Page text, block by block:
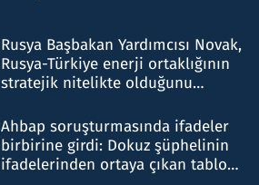
Rusya Başbakan Yardımcısı Novak,
Rusya-Türkiye enerji ortaklığının
stratejik nitelikte olduğunu
Ahbap soruşturmasında ifadeler
birbirine girdi: Dokuz şüphelinin
ifadelerinden ortaya çıkan tablo